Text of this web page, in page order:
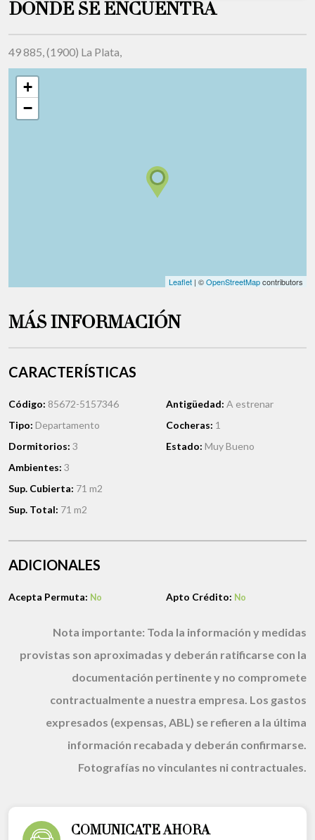
DONDE SE ENCUENTRA
49 885, (1900) La Plata,
+
−
Leaflet | ©OpenStreetMapcontributors
MÁS INFORMACIÓN
CARACTERÍSTICAS
Código: 85672-5157346
Tipo: Departamento
Dormitorios: 3
Ambientes: 3
Antigüedad: A estrenar
Cocheras: 1
Estado: Muy Bueno
Sup. Cubierta: 71 m2
Sup. Total: 71 m2
ADICIONALES
Acepta Permuta: No Apto Crédito: No
Nota importante: Toda la información y medidas
provistas son aproximadas y deberán ratificarse con la
documentación pertinente y no compromete
contractualmente a nuestra empresa. Los gastos
expresados (expensas, ABL) se refieren a la última
información recabada y deberán confirmarse.
Fotografías no vinculantes ni contractuales.
COMUNICATE AHORA